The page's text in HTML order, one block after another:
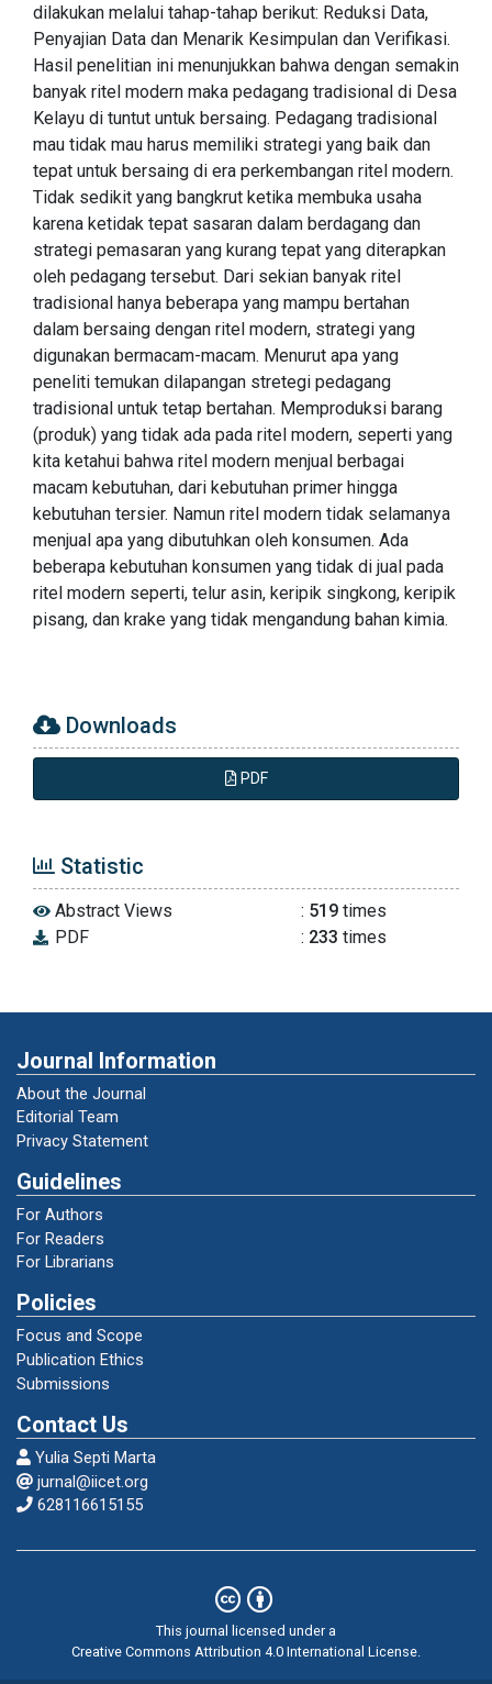
dilakukan melalui tahap-tahap berikut: Reduksi Data,
Penyajian Data dan Menarik Kesimpulan dan Verifikasi.
Hasil penelitian ini menunjukkan bahwa dengan semakin
banyak ritel modern maka pedagang tradisional di Desa
Kelayu di tuntut untuk bersaing. Pedagang tradisional
mau tidak mau harus memiliki strategi yang baik dan
tepat untuk bersaing di era perkembangan ritel modern.
Tidak sedikit yang bangkrut ketika membuka usaha
karena ketidak tepat sasaran dalam berdagang dan
strategi pemasaran yang kurang tepat yang diterapkan
oleh pedagang tersebut. Dari sekian banyak ritel
tradisional hanya beberapa yang mampu bertahan
dalam bersaing dengan ritel modern, strategi yang
digunakan bermacam-macam. Menurut apa yang
peneliti temukan dilapangan stretegi pedagang
tradisional untuk tetap bertahan. Memproduksi barang
(produk) yang tidak ada pada ritel modern, seperti yang
kita ketahui bahwa ritel modern menjual berbagai
macam kebutuhan, dari kebutuhan primer hingga
kebutuhan tersier. Namun ritel modern tidak selamanya
menjual apa yang dibutuhkan oleh konsumen. Ada
beberapa kebutuhan konsumen yang tidak di jual pada
ritel modern seperti, telur asin, keripik singkong, keripik
pisang, dan krake yang tidak mengandung bahan kimia.
Downloads
PDF
Statistic
Abstract Views : 519times
PDF
: 233 times
Journal Information
About the Journal
Editorial Team
Privacy Statement
Guidelines
For Authors
For Readers
For Librarians
Policies
Focus and Scope
Publication Ethics
Submissions
Contact Us
Yulia Septi Marta
jurnal@iicet.org
628116615155
This journal licensed under a
Creative Commons Attribution 4.0 International License.